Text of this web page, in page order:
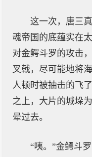
这一次，唐三
魂帝国的底蕴实在
对金鳄斗罗的攻击
叉戟，尽可能地将
人顿时被抽击的飞
之上，大片的城垛
晕过去。
“咦。”金鳄斗